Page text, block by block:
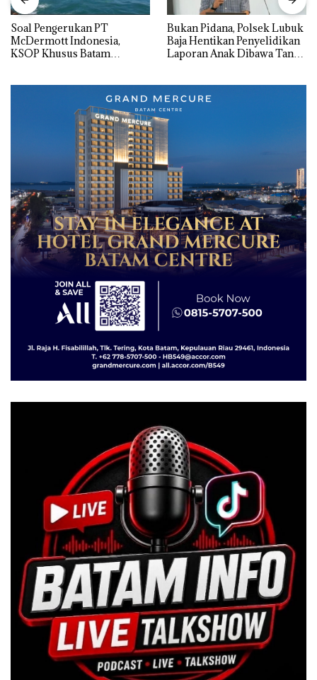
‎Soal Pengerukan PT
McDermott Indonesia,
KSOP Khusus Batam
Bukan Pidana, Polsek Lubuk
Baja Hentikan Penyelidikan
Laporan Anak Dibawa Tanpa